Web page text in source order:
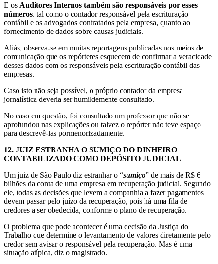
E os Auditores Internos também são responsáveis por esses
números, tal como o contador responsável pela escrituração
contábil e os advogados contratados pela empresa, quanto ao
fornecimento de dados sobre causas judiciais.
Aliás, observa-se em muitas reportagens publicadas nos meios de
comunicação que os repórteres esquecem de confirmar a veracidade
desses dados com os responsáveis pela escrituração contábil das
empresas.
Caso isto não seja possível, o próprio contador da empresa
jornalística deveria ser humildemente consultado.
No caso em questão, foi consultado um professor que não se
aprofundou nas explicações ou talvez o repórter não teve espaço
para descrevê-las pormenorizadamente.
12. JUIZ ESTRANHA O SUMIÇO DO DINHEIRO
CONTABILIZADO COMO DEPÓSITO JUDICIAL
Um juiz de São Paulo diz estranhar o “sumiço” de mais de R$ 6
bilhões da conta de uma empresa em recuperação judicial. Segundo
ele, todas as decisões que levem a companhia a fazer pagamentos
devem passar pelo juízo da recuperação, pois há uma fila de
credores a ser obedecida, conforme o plano de recuperação.
O problema que pode acontecer é uma decisão da Justiça do
Trabalho que determine o levantamento de valores diretamente pelo
credor sem avisar o responsável pela recuperação. Mas é uma
situação atípica, diz o magistrado.